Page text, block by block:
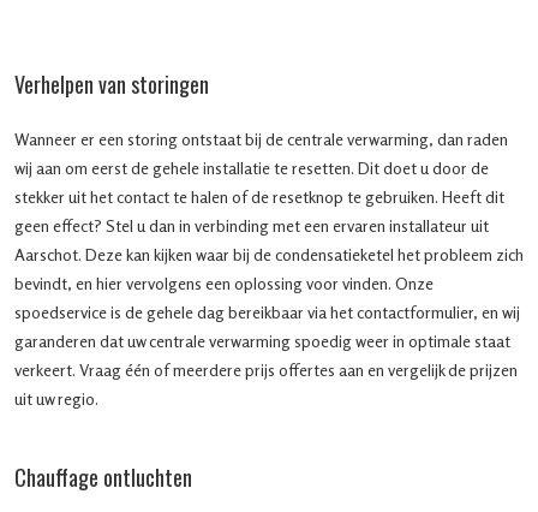
Verhelpen van storingen
Wanneer er een storing ontstaat bij de centrale verwarming, dan raden
wij aan om eerst de gehele installatie te resetten. Dit doet u door de
stekker uit het contact te halen of de resetknop te gebruiken. Heeft dit
geen effect? Stel u dan in verbinding met een ervaren installateur uit
Aarschot. Deze kan kijken waar bij de condensatieketel het probleem zich
bevindt, en hier vervolgens een oplossing voor vinden. Onze
spoedservice is de gehele dag bereikbaar via het contactformulier, en wij
garanderen dat uw centrale verwarming spoedig weer in optimale staat
verkeert. Vraag één of meerdere prijs offertes aan en vergelijk de prijzen
uit uw regio.
Chauffage ontluchten